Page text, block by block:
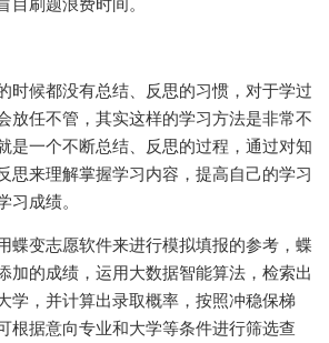
目刷题浪费时间。
时候都没有总结、反思的习惯，对于学过
放任不管，其实这样的学习方法是非常不
是一个不断总结、反思的过程，通过对知
思来理解掌握学习内容，提高自己的学习
习成绩。
蝶变志愿软件来进行模拟填报的参考，蝶
加的成绩，运用大数据智能算法，检索出
学，并计算出录取概率，按照冲稳保梯
根据意向专业和大学等条件进行筛选查